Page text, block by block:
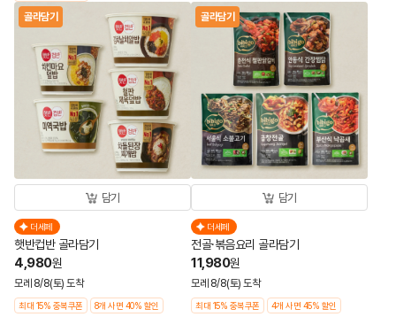
골라담기
담기
더세페
햇반컵반 골라담기
4,980원
모레 8/8(토) 도착
최대 15% 중복쿠폰 8개 사면 40% 할인
골라담기
담기
더세페
전골·볶음요리 골라담기
11,980원
모레 8/8(토) 도착
최대 15% 중복쿠폰 4개 사면 45% 할인